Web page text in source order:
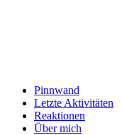
Pinnwand
Letzte Aktivitäten
Reaktionen
Über mich